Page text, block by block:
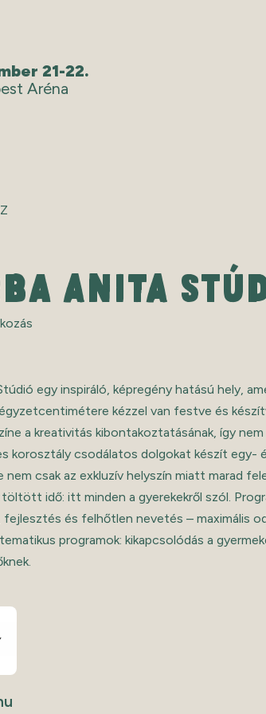
21-22.
Aréna
ANITA
egy inspiráló, képregény hatású hely,
kézzel van festve és
a kreativitás kibontakoztatásának, így nem
korosztály csodálatos dolgokat készít egy-
nem csak az exkluzív helyszín miatt marad
töltött idő: itt minden a gyerekekről szól.
fejlesztés és felhőtlen nevetés – maximális
programok: kikapcsolódás a